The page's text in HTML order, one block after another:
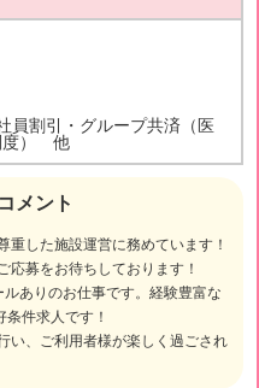
メント
した施設運営に務めています！
応募をお待ちしております！
ありのお仕事です。経験豊富な
件求人です！
い、ご利用者様が楽しく過ごされ
員割引・グループ共済（医
度） 他